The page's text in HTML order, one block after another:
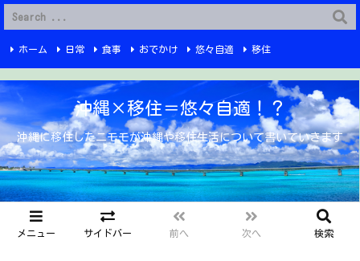
G-6Q4XPRWKWX
沖縄×移住＝悠々自適！？
沖縄に移住したニモモが沖縄や移住生活について書いていきます
メニュー サイドバー 前へ 次へ 検索
ホーム 日常 食事 おでかけ 悠々自適 移住
プライバシーポリシー YouTube